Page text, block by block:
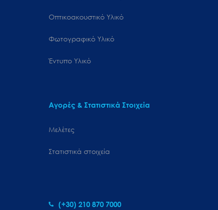
Οπτικοακουστικό Υλικό
Φωτογραφικό Υλικό
Έντυπο Υλικό
Αγορές & Στατιστικά Στοιχεία
Μελέτες
Στατιστικά στοιχεία
(+30) 210 870 7000